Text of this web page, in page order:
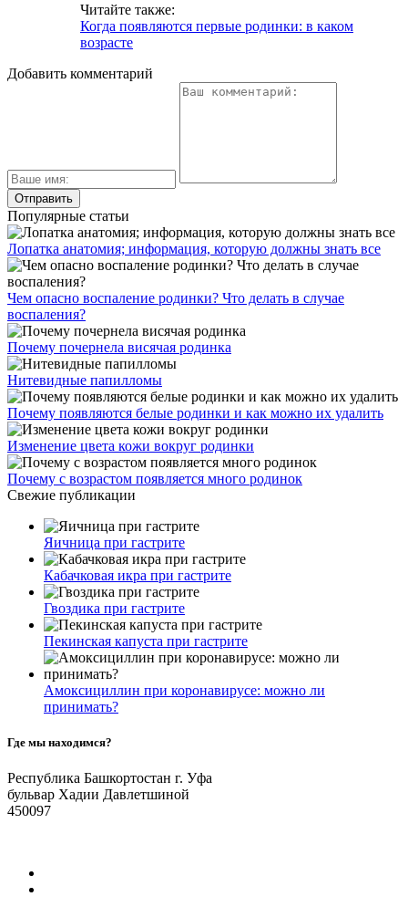
Читайте также:
Когда появляются первые родинки: в каком
возрасте
Добавить комментарий
Популярные статьи
Лопатка анатомия; информация, которую должны знать все
Чем опасно воспаление родинки? Что делать в случае
воспаления?
Почему почернела висячая родинка
Нитевидные папилломы
Почему появляются белые родинки и как можно их удалить
Изменение цвета кожи вокруг родинки
Почему с возрастом появляется много родинок
Свежие публикации
Яичница при гастрите
Кабачковая икра при гастрите
Гвоздика при гастрите
Пекинская капуста при гастрите
Амоксициллин при коронавирусе: можно ли
принимать?
Где мы находимся?
Республика Башкортостан г. Уфа
бульвар Хадии Давлетшиной
450097